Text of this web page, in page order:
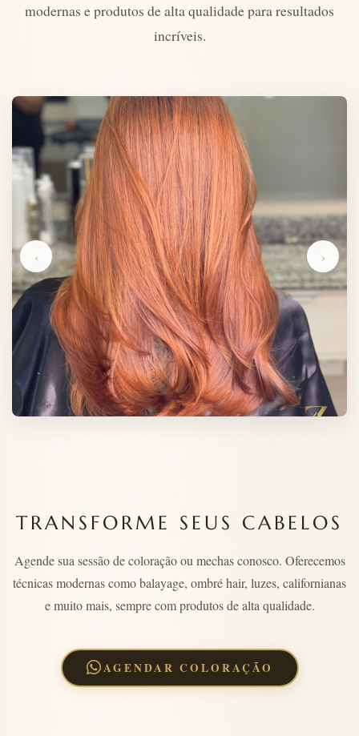
modernas e produtos de alta qualidade para resultados
incríveis.
‹ ›
TRANSFORME SEUS CABELOS
Agende sua sessão de coloração ou mechas conosco. Oferecemos
técnicas modernas como balayage, ombré hair, luzes, californianas
e muito mais, sempre com produtos de alta qualidade.
AGENDAR COLORAÇÃO